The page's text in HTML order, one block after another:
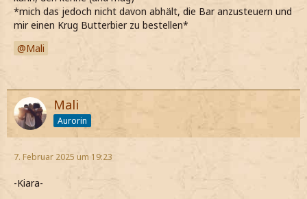
*mich das jedoch nicht davon abhält, die Bar anzusteuern und
mir einen Krug Butterbier zu bestellen*
Mali
Mali
Aurorin
7. Februar 2025 um 19:23
-Kiara-